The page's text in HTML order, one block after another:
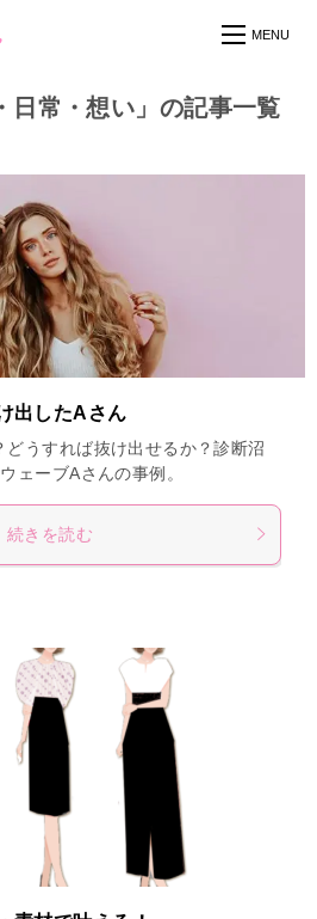
日常・想い」の記事一覧
出したAさん
どうすれば抜け出せるか？診断沼
ェーブAさんの事例。
続きを読む